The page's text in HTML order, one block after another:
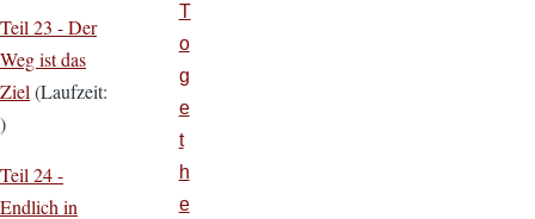
Teil 23 - Der
Weg ist das
Ziel(Laufzeit:
)
Teil 24 -
Endlich in
T
o
g
e
t
h
e